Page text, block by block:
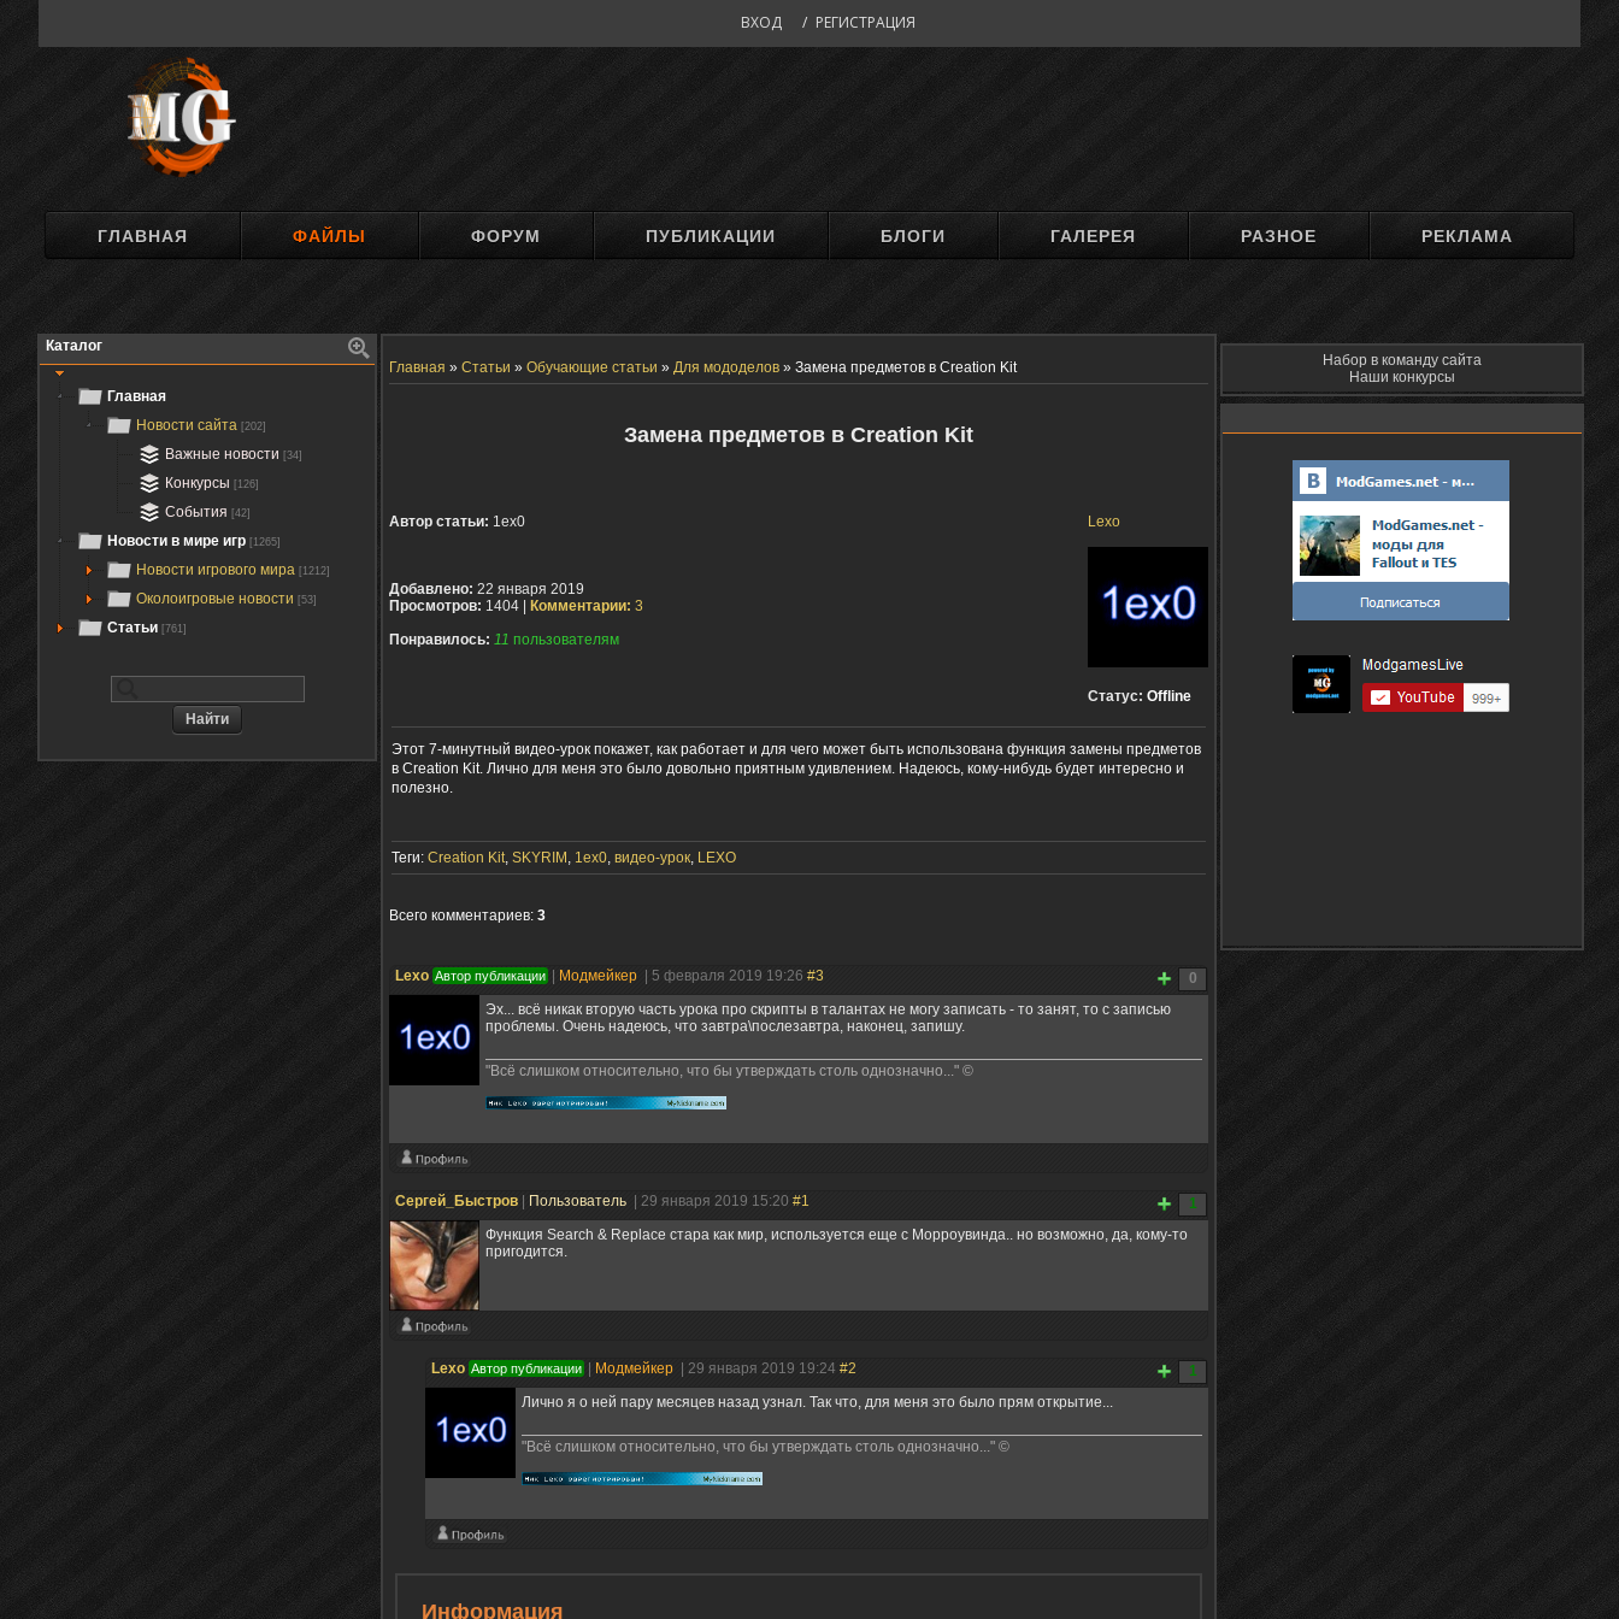
ВХОД / РЕГИСТРАЦИЯ
ГЛАВНАЯ ФАЙЛЫ ФОРУМ ПУБЛИКАЦИИ БЛОГИ ГАЛЕРЕЯ РАЗНОЕ РЕКЛАМА
Каталог
Главная
Новости сайта [202]
Важные новости [34]
Конкурсы [126]
События [42]
Новости в мире игр [1265]
Новости игрового мира [1212]
Околоигровые новости [53]
Статьи [761]
Главная » Статьи » Обучающие статьи » Для мододелов » Замена предметов в Creation Kit
Замена предметов в Creation Kit
Lexo
Статус: Offline
Автор статьи: 1ex0
Добавлено: 22 января 2019
Просмотров: 1404 | Комментарии: 3
Понравилось: 11 пользователям
Этот 7-минутный видео-урок покажет, как работает и для чего может быть использована функция замены предметов
в Creation Kit. Лично для меня это было довольно приятным удивлением. Надеюсь, кому-нибудь будет интересно и
полезно.
Теги: Creation Kit, SKYRIM , 1ex0, видео-урок, LEXO
Всего комментариев: 3
0
Lexo Автор публикации Модмейкер | 5 февраля 2019 19:26 #3
Эх... всё никак вторую часть урока про скрипты в талантах не могу записать - то занят, то с записью
проблемы. Очень надеюсь, что завтра\послезавтра, наконец, запишу.
"Всё слишком относительно, что бы утверждать столь однозначно..." ©
1
Сергей_Быстров Пользователь | 29 января 2019 15:20 #1
Функция Search & Replace стара как мир, используется еще с Морроувинда.. но возможно, да, кому-то
пригодится.
1
Lexo Автор публикации Модмейкер | 29 января 2019 19:24 #2
Лично я о ней пару месяцев назад узнал. Так что, для меня это было прям открытие...
"Всё слишком относительно, что бы утверждать столь однозначно..." ©
Информация
Набор в команду сайта
Наши конкурсы